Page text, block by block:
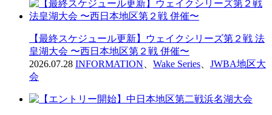
【最終スケジュール更新】ウェイクシリーズ第２戦 法
皇湖大会 〜西日本地区第２戦 併催〜
2026.07.28 INFORMATION Wake Series
JWBA地区大
会